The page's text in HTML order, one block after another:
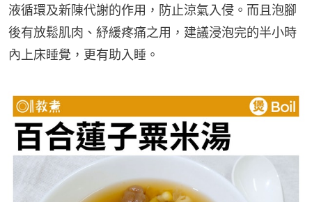
液循環及新陳代謝的作用，防止涼氣入侵。而且泡腳
後有放鬆肌肉、紓緩疼痛之用，建議浸泡完的半小時
內上床睡覺，更有助入睡。